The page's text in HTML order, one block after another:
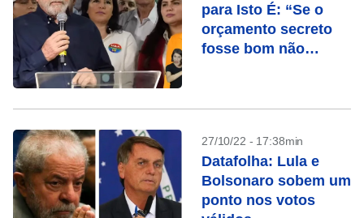
para Isto É: “Se o
orçamento secreto
fosse bom não
27/10/22 - 17:38min
Datafolha: Lula e
Bolsonaro sobem um
ponto nos votos